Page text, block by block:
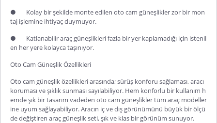
●
Kolay bir şekilde monte edilen oto cam güneşlikler zor bir mon
taj işlemine ihtiyaç duymuyor.
●
Katlanabilir araç güneşlikleri fazla bir yer kaplamadığı için istenil
en her yere kolayca taşınıyor.
Oto Cam Güneşlik Özellikleri
Oto cam güneşlik özellikleri arasında; sürüş konforu sağlaması, aracı
koruması ve şıklık sunması sayılabiliyor. Hem konforlu bir kullanım h
emde şık bir tasarım vadeden oto cam güneşlikler tüm araç modeller
ine uyum sağlayabiliyor. Aracın iç ve dış görünümünü büyük bir ölçü
de değiştiren araç güneşlik seti, şık ve klas bir görünüm sunuyor.